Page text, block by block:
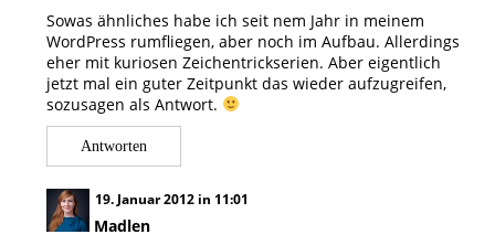
Sowas ähnliches habe ich seit nem Jahr in meinem
WordPress rumfliegen, aber noch im Aufbau. Allerdings
eher mit kuriosen Zeichentrickserien. Aber eigentlich
jetzt mal ein guter Zeitpunkt das wieder aufzugreifen,
sozusagen als Antwort.
Antworten
Madlen
19. Januar 2012 in 11:01